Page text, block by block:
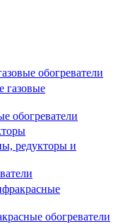
обогреватели
газовые
обогреватели
редукторы и
обогреватели